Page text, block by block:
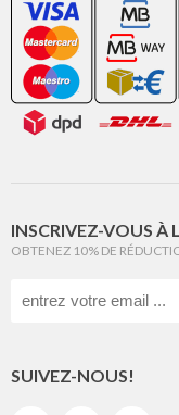
INSCRIVEZ-VOUS À
OBTENEZ 10% DE
SUIVEZ-NOUS!